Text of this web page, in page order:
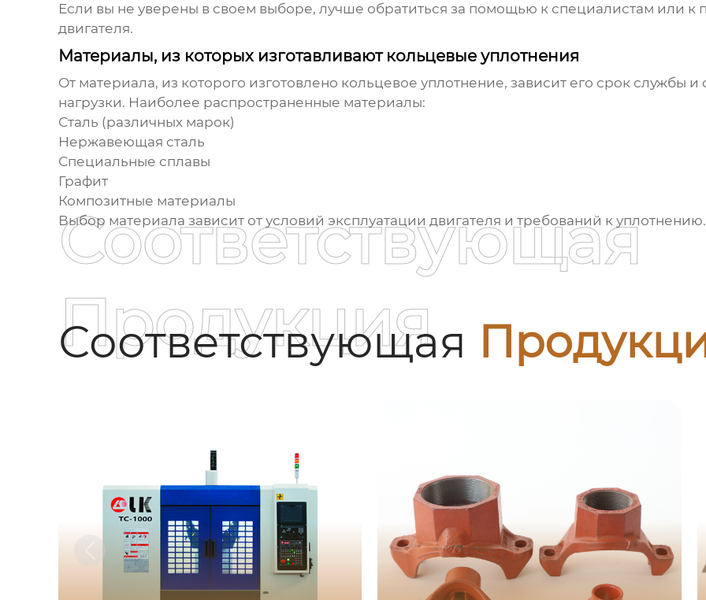
Если вы не уверены в своем выборе, лучше обратиться за помощью к специалистам или к
двигателя.
Материалы, из которых изготавливают кольцевые уплотнения
От материала, из которого изготовлено кольцевое уплотнение, зависит его срок службы
нагрузки. Наиболее распространенные материалы:
Сталь (различных марок)
Нержавеющая сталь
Специальные сплавы
Графит
Композитные материалы
Выбор материала зависит от условий эксплуатации двигателя и требований к уплотнению.
Соответствующая
Соответствующая
Продукция